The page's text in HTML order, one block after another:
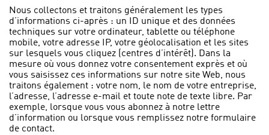
Nous collectons et traitons généralement les types
d’informations ci-après : un ID unique et des données
techniques sur votre ordinateur, tablette ou téléphone
mobile, votre adresse IP, votre géolocalisation et les sites
sur lesquels vous cliquez (centres d’intérêt). Dans la
mesure où vous donnez votre consentement exprès et où
vous saisissez ces informations sur notre site Web, nous
traitons également : votre nom, le nom de votre entreprise,
l’adresse, l’adresse e-mail et toute note de texte libre. Par
exemple, lorsque vous vous abonnez à notre lettre
d’information ou lorsque vous remplissez notre formulaire
de contact.